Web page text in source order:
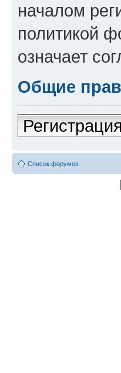
началом
политикой
означает
Общие
Список форумов